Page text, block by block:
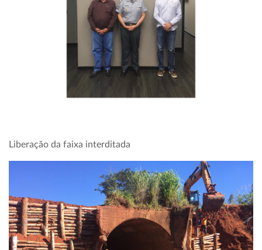
Liberação da faixa interditada